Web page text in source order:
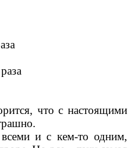
что с настоящими
и с кем-то одним,